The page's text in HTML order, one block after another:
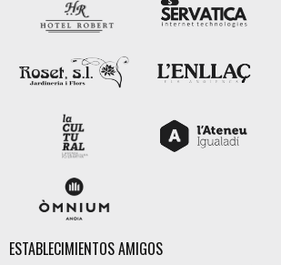
ESTABLECIMIENTOS AMIGOS